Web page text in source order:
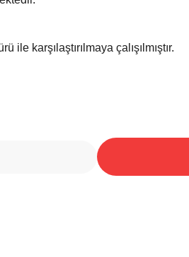
karşılaştırılmaya çalışılmıştır.